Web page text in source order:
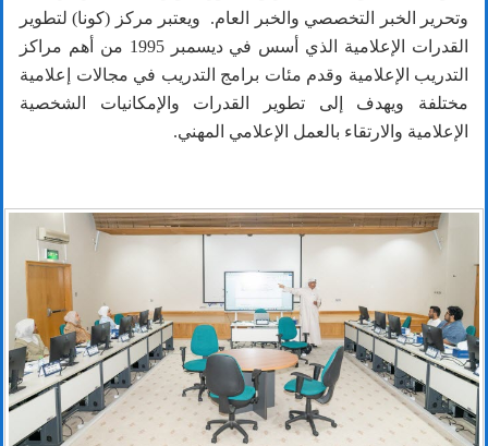
وتحرير الخبر التخصصي والخبر العام. ويعتبر مركز (كونا) لتطوير
القدرات الإعلامية الذي أسس في ديسمبر 1995 من أهم مراكز
التدريب الإعلامية وقدم مئات برامج التدريب في مجالات إعلامية
مختلفة ويهدف إلى تطوير القدرات والإمكانيات الشخصية
الإعلامية والارتقاء بالعمل الإعلامي المهني.